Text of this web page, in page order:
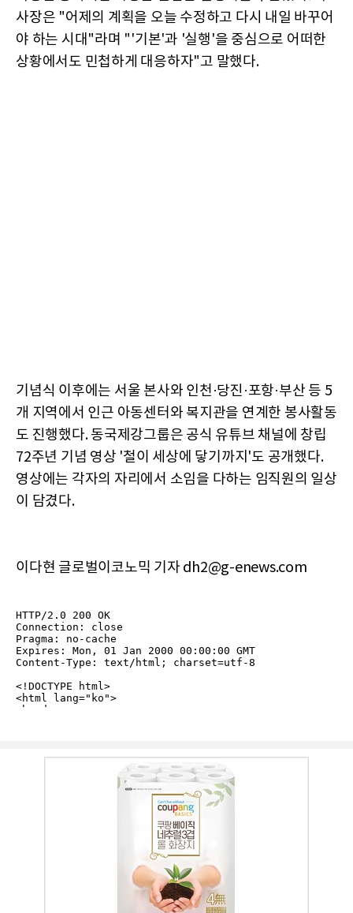
사장은 "어제의 계획을 오늘 수정하고 다시 내일 바꾸어
야 하는 시대"라며 "'기본'과 '실행'을 중심으로 어떠한
상황에서도 민첩하게 대응하자"고 말했다.
기념식 이후에는 서울 본사와 인천·당진·포항·부산 등 5
개 지역에서 인근 아동센터와 복지관을 연계한 봉사활동
도 진행했다. 동국제강그룹은 공식 유튜브 채널에 창립
72주년 기념 영상 '철이 세상에 닿기까지'도 공개했다.
영상에는 각자의 자리에서 소임을 다하는 임직원의 일상
이 담겼다.
이다현 글로벌이코노믹 기자 dh2@g-enews.com